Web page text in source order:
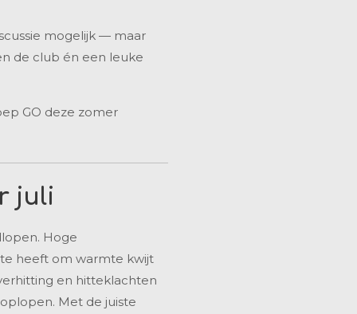
mogelijk — maar
de club én een leuke
GO deze zomer
juli
Hoge
heeft om warmte kwijt
en hitteklachten
Met de juiste